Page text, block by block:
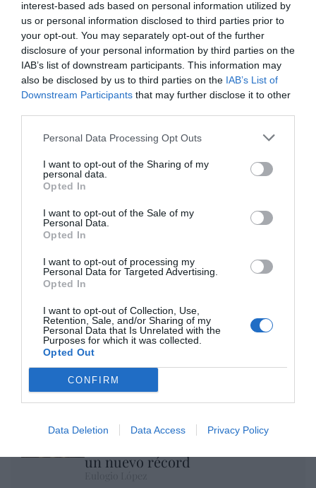
interest-based ads based on personal information utilized by
us or personal information disclosed to third parties prior to
your opt-out. You may separately opt-out of the further
disclosure of your personal information by third parties on the
IAB’s list of downstream participants. This information may
also be disclosed by us to third parties on the IAB’s List of
Downstream Participants that may further disclose it to other
Personal Data Processing Opt Outs
I want to opt-out of the Sharing of my
personal data.
Opted In
I want to opt-out of the Sale of my
Personal Data.
Opted In
I want to opt-out of processing my
Personal Data for Targeted Advertising.
Opted In
I want to opt-out of Collection, Use,
Retention, Sale, and/or Sharing of my
Personal Data that Is Unrelated with the
Purposes for which it was collected.
Opted Out
CONFIRM
Data Deletion Data Access Privacy Policy
Opinión
Enormes minucias
por Eulogio López
Nokia, Ericsson... Huawei: lo que importan
son las patentes
Eulogio López
Isabel Pantoja pierde dos pleitos
con Hacienda por 700.000
euros... suma y sigue
Eulogio López
El IBEX 35 cerró la sesión del
un nuevo récord